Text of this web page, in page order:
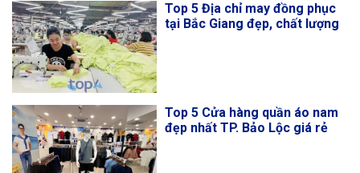
Top 5 Địa chỉ may đồng phục
tại Bắc Giang đẹp, chất lượng
Top 5 Cửa hàng quần áo nam
đẹp nhất TP. Bảo Lộc giá rẻ